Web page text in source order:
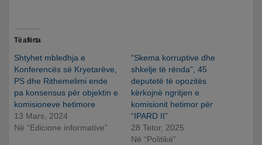
Të afërta
Shtyhet mbledhja e
Konferencës së Kryetarëve,
PS dhe Rithemelimi ende
pa konsensus për objektin e
komisioneve hetimore
13 Mars, 2024
Në “Edicione informative”
“Skema korruptive dhe
shkelje të rënda”, 45
deputetë të opozitës
kërkojnë ngritjen e
komisionit hetimor për
“IPARD II”
28 Tetor, 2025
Në “Politikë”